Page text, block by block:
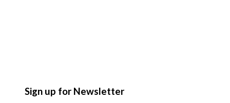
Sign up for Newsletter